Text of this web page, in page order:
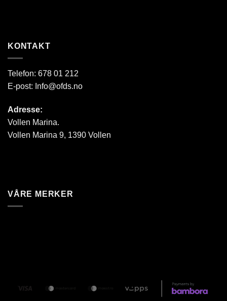
KONTAKT
Telefon: 678 01 212
E-post: Info@ofds.no
Adresse:
Vollen Marina.
Vollen Marina 9, 1390 Vollen
VÅRE MERKER